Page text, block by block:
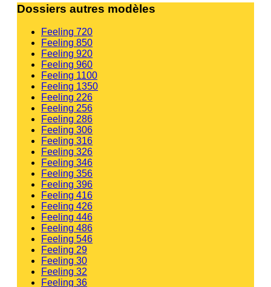
Dossiers autres modèles
Feeling 720
Feeling 850
Feeling 920
Feeling 960
Feeling 1100
Feeling 1350
Feeling 226
Feeling 256
Feeling 286
Feeling 306
Feeling 316
Feeling 326
Feeling 346
Feeling 356
Feeling 396
Feeling 416
Feeling 426
Feeling 446
Feeling 486
Feeling 546
Feeling 29
Feeling 30
Feeling 32
Feeling 36